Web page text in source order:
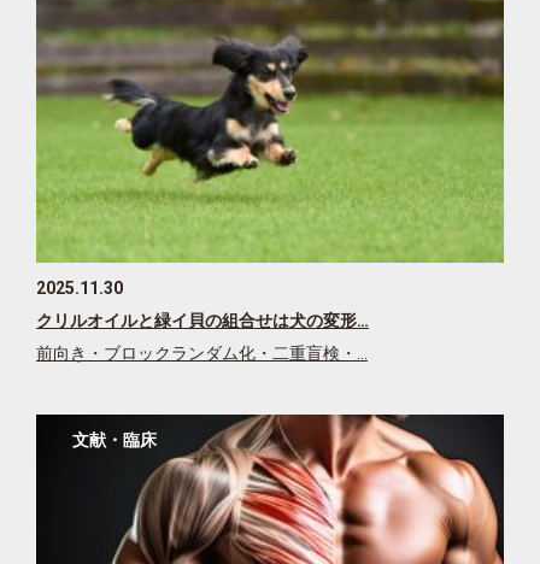
2025.11.30
クリルオイルと緑イ貝の組合せは犬の変形…
前向き・ブロックランダム化・二重盲検・…
文献・臨床